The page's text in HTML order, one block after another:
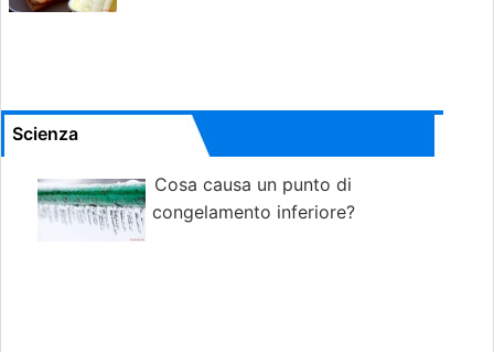
Scienza
Cosa causa un punto di
congelamento inferiore?